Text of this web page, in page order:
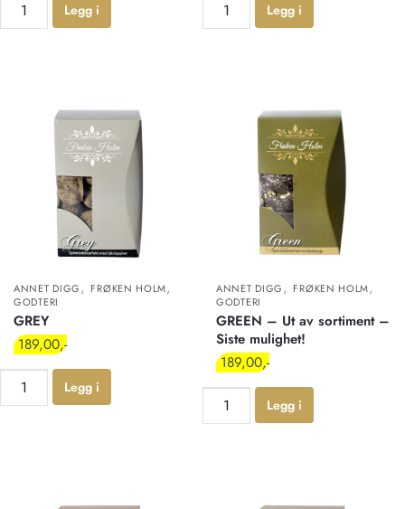
Legg i
Legg i
ANNET DIGG, FRØKEN HOLM,
GODTERI
GREY
189,00
Legg i
ANNET DIGG, FRØKEN HOLM,
GODTERI
GREEN – Ut av sortiment –
Siste mulighet!
189,00
Legg i